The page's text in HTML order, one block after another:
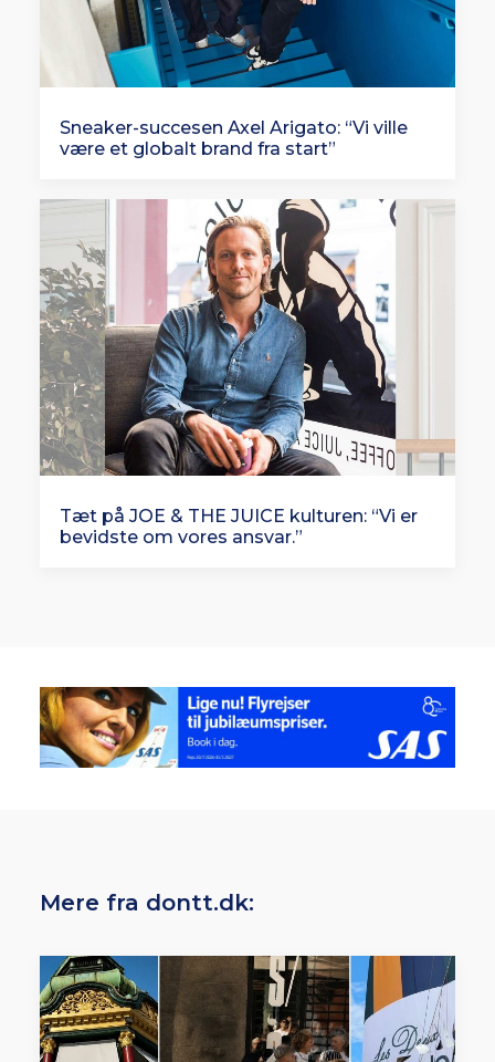
Sneaker-succesen Axel Arigato: “Vi ville
være et globalt brand fra start”
Tæt på JOE & THE JUICE kulturen: “Vi er
bevidste om vores ansvar.”
Mere fra dontt.dk: